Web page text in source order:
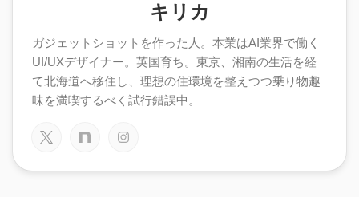
キリカ
ガジェットショットを作った人。本業はAI業界で働く
UI/UXデザイナー。英国育ち。東京、湘南の生活を経
て北海道へ移住し、理想の住環境を整えつつ乗り物趣
味を満喫するべく試行錯誤中。